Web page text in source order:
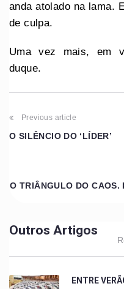
anda atolado na lama.
de culpa.
Uma vez mais, em
duque.
Previous article
O SILÊNCIO DO ‘LÍDER’
O TRIÂNGULO DO CAOS.
Outros Artigos
ENTRE